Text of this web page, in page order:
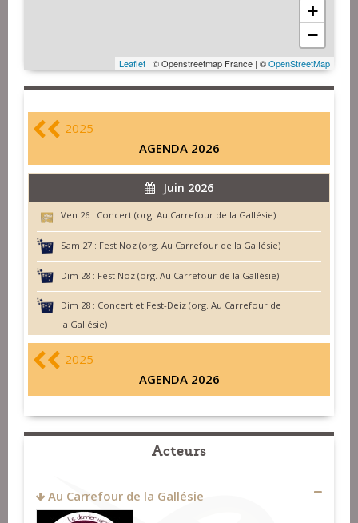
+
−
Leaflet | © Openstreetmap France | ©OpenStreetMap
2025
AGENDA 2026
Juin 2026
Ven 26 : Concert (org. Au Carrefour de la Gallésie)
Sam 27 : Fest Noz (org. Au Carrefour de la Gallésie)
Dim 28 : Fest Noz (org. Au Carrefour de la Gallésie)
Dim 28 : Concert et Fest-Deiz (org. Au Carrefour de
la Gallésie)
2025
AGENDA 2026
Acteurs
Au Carrefour de la Gallésie